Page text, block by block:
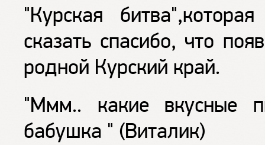
"Курская
сказать спасибо, что
родной Курский край.
"Ммм.. какие вкусные
бабушка " (Виталик)